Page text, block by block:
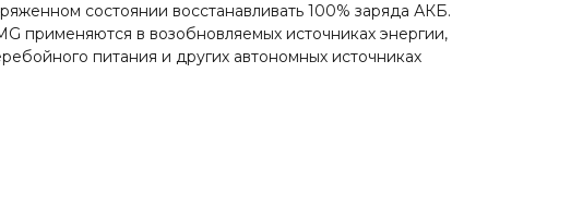
состоянии восстанавливать 100% заряда АКБ.
применяются в возобновляемых источниках энергии,
питания и других автономных источниках